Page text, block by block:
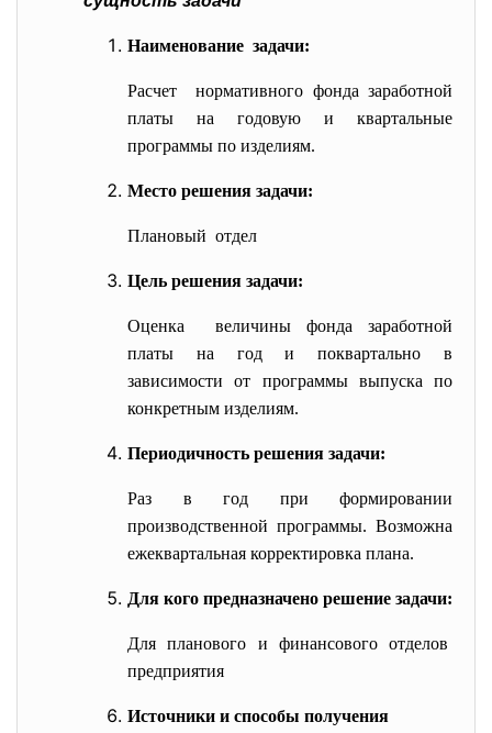
Наименование задачи:
Расчет нормативного фонда заработной
платы на годовую и квартальные
программы по изделиям.
Место решения задачи:
Плановый отдел
Цель решения задачи:
Оценка величины фонда заработной
платы на год и поквартально в
зависимости от программы выпуска по
конкретным изделиям.
Периодичность решения задачи:
Раз в год при формировании
производственной программы. Возможна
ежеквартальная корректировка плана.
Для кого предназначено решение задачи:
Для планового и финансового отделов
предприятия
Источники и способы получения